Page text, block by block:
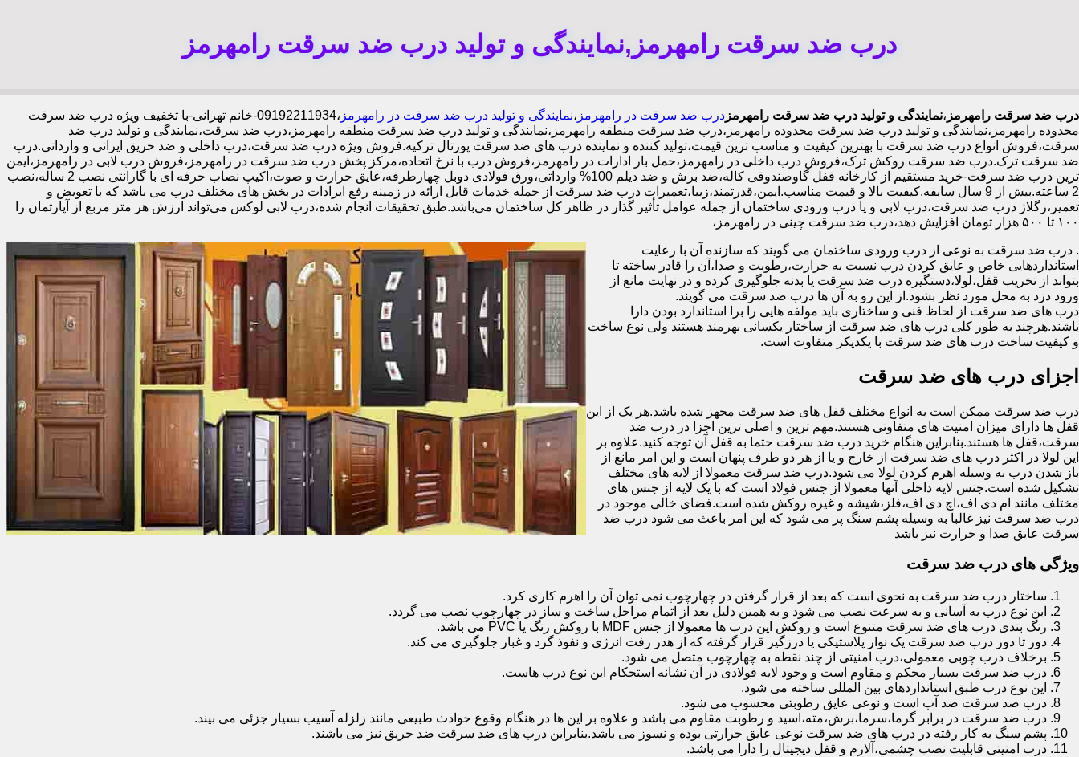
درب ضد سرقت رامهرمز,نمایندگی و تولید درب ضد سرقت رامهرمز
درب ضد سرقت رامهرمز ،نمایندگی و تولید درب ضد سرقت رامهرمز درب ضد سرقت در رامهرمز ،نمایندگی و تولید درب ضد سرقت در رامهرمز
،09192211934-خانم تهرانی-با تخفیف ویژه درب ضد سرقت
محدوده رامهرمز،نمایندگی و تولید درب ضد سرقت محدوده رامهرمز،درب ضد سرقت منطقه رامهرمز،نمایندگی و تولید درب ضد سرقت منطقه رامهرمز،درب ضد سرقت،نمایندگی و تولید درب ضد
سرقت،فروش انواع درب ضد سرقت با بهترین کیفیت و مناسب ترین قیمت،تولید کننده و نماینده درب های ضد سرقت پورتال ترکیه.فروش ویژه درب ضد سرقت،درب داخلی و ضد حریق ایرانی و وارداتی.درب
ضد سرقت ترک.درب ضد سرقت روکش ترک،فروش درب داخلی در رامهرمز،حمل بار ادارات در رامهرمز،فروش درب با نرخ اتحاده،مرکز پخش درب ضد سرقت در رامهرمز،فروش درب لابی در رامهرمز،ایمن
ترین درب ضد سرقت-خرید مستقیم از کارخانه قفل گاوصندوقی کاله،ضد برش و ضد دیلم 100% وارداتی،ورق فولادی دوبل چهارطرفه،عایق حرارت و صوت،اکیپ نصاب حرفه ای با گارانتی نصب 2 ساله،نصب
2 ساعته.بیش از 9 سال سابقه.کیفیت بالا و قیمت مناسب.ایمن،قدرتمند،زیبا،تعمیرات درب ضد سرقت از جمله خدمات قابل ارائه در زمینه رفع ایرادات در بخش های مختلف درب می باشد که با تعویض و
تعمیر،رگلاژ درب ضد سرقت،درب لابی و یا درب ورودی ساختمان از جمله عوامل تأثیر گذار در ظاهر کل ساختمان می‌باشد.طبق تحقیقات انجام شده،درب لابی لوکس می‌تواند ارزش هر متر مربع از آپارتمان را
۱۰۰ تا ۵۰۰ هزار تومان افزایش دهد،درب ضد سرقت چینی در رامهرمز،
. درب ضد سرقت به نوعی از درب ورودی ساختمان می گویند که سازنده آن با رعایت
استانداردهایی خاص و عایق کردن درب نسبت به حرارت،رطوبت و صدا،آن را قادر ساخته تا
بتواند از تخریب قفل،لولا،دستگیره درب ضد سرقت یا بدنه جلوگیری کرده و در نهایت مانع از
ورود دزد به محل مورد نظر بشود.از این رو به آن ها درب ضد سرقت می گویند.
درب های ضد سرقت از لحاظ فنی و ساختاری باید مولفه هایی را برا استاندارد بودن دارا
باشند.هرچند به طور کلی درب های ضد سرقت از ساختار یکسانی بهرمند هستند ولی نوع ساخت
و کیفیت ساخت درب های ضد سرقت با یکدیکر متفاوت است.
اجزای درب های ضد سرقت
درب ضد سرقت ممکن است به انواع مختلف قفل های ضد سرقت مجهز شده باشد.هر یک از این
قفل ها دارای میزان امنیت های متفاوتی هستند.مهم ترین و اصلی ترین اجزا در درب ضد
سرقت،قفل ها هستند.بنابراین هنگام خرید درب ضد سرقت حتما به قفل آن توجه کنید.علاوه بر
این لولا در اکثر درب های ضد سرقت از خارج و یا از هر دو طرف پنهان است و این امر مانع از
باز شدن درب به وسیله اهرم کردن لولا می شود.درب ضد سرقت معمولا از لایه های مختلف
تشکیل شده است.جنس لایه داخلی آنها معمولا از جنس فولاد است که با یک لایه از جنس های
مختلف مانند ام دی اف،اچ دی اف،فلز،شیشه و غیره روکش شده است.فضای خالی موجود در
درب ضد سرقت نیز غالبا به وسیله پشم سنگ پر می شود که این امر باعث می شود درب ضد
سرقت عایق صدا و حرارت نیز باشد
ویژگی های درب ضد سرقت
ساختار درب ضد سرقت به نحوی است که بعد از قرار گرفتن در چهارچوب نمی توان آن را اهرم کاری کرد.
این نوع درب به آسانی و به سرعت نصب می شود و به همین دلیل بعد از اتمام مراحل ساخت و ساز در چهارچوب نصب می گردد.
رنگ بندی درب های ضد سرقت متنوع است و روکش این درب ها معمولا از جنس MDF با روکش رنگ یا PVC می باشد.
دور تا دور درب ضد سرقت یک نوار پلاستیکی یا درزگیر قرار گرفته که از هدر رفت انرژی و نفوذ گرد و غبار جلوگیری می کند.
برخلاف درب چوبی معمولی،درب امنیتی از چند نقطه به چهارچوب متصل می شود.
درب ضد سرقت بسیار محکم و مقاوم است و وجود لایه فولادی در آن نشانه استحکام این نوع درب هاست.
این نوع درب طبق استانداردهای بین المللی ساخته می شود.
درب ضد سرقت ضد آب است و نوعی عایق رطوبتی محسوب می شود.
درب ضد سرقت در برابر گرما،سرما،برش،مته،اسید و رطوبت مقاوم می باشد و علاوه بر این ها در هنگام وقوع حوادث طبیعی مانند زلزله آسیب بسیار جزئی می بیند.
پشم سنگ به کار رفته در درب های ضد سرقت نوعی عایق حرارتی بوده و نسوز می باشد.بنابراین درب های ضد سرقت ضد حریق نیز می باشند.
درب امنیتی قابلیت نصب چشمی،آلارم و قفل دیجیتال را دارا می باشد.